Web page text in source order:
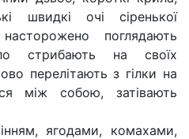
швидкі очі сіренької
поглядають
стрибають на своїх
перелітають з гілки на
між собою, затівають
ягодами, комахами,